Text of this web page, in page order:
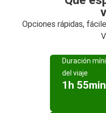
Opciones rápidas,
Duración
del viaje
1h 55min